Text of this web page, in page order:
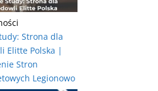
Strona dla
Elitte Polska |
Stron
Legionowo